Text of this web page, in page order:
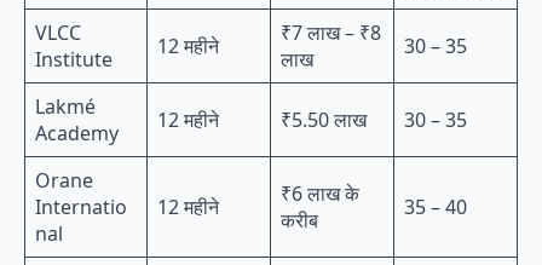
VLCC
Institute
12 महीने
₹7 लाख – ₹8
लाख
30 – 35
Lakmé
Academy
12 महीने ₹5.50 लाख 30 – 35
Orane
Internatio
nal
12 महीने
₹6 लाख के
करीब
35 – 40